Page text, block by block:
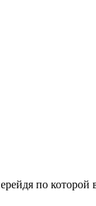
по которой